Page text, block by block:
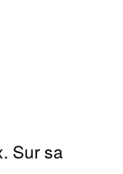
Sur sa